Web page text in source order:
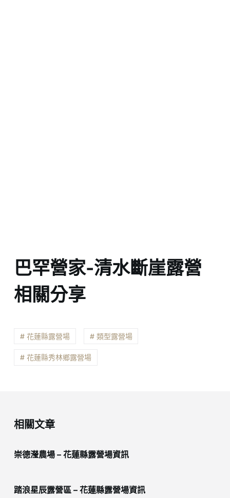
巴罕營家-清水斷崖露營
相關分享
# 花蓮縣露營場 # 類型露營場
# 花蓮縣秀林鄉露營場
相關文章
崇德瀅農場 – 花蓮縣露營場資訊
踏浪星辰露營區 – 花蓮縣露營場資訊